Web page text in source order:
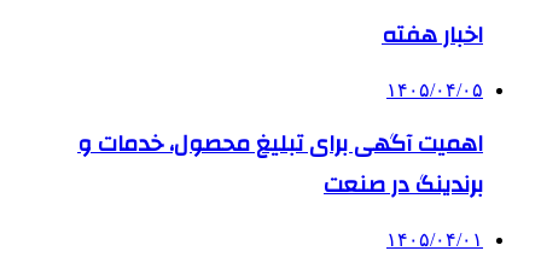
اخبار هفته
۱۴۰۵/۰۴/۰۵
اهمیت آگهی برای تبلیغ محصول، خدمات و
برندینگ در صنعت
۱۴۰۵/۰۴/۰۱